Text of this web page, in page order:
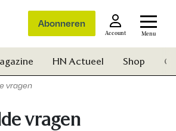
Abonneren
Account Menu
HN Actueel Shop
vragen
vragen